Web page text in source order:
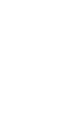
の場合
す。
再度同じ
ます。